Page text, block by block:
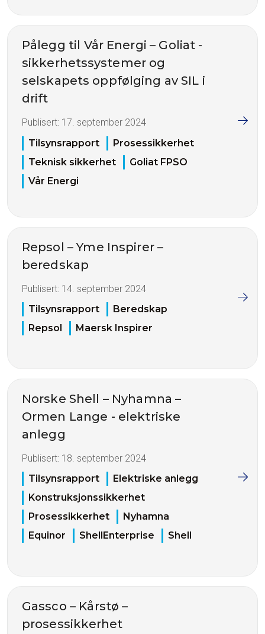
Pålegg til Vår Energi – Goliat -
sikkerhetssystemer og
selskapets oppfølging av SIL i
drift
Publisert: 17. september 2024
Tilsynsrapport
Prosessikkerhet
Teknisk sikkerhet
Goliat FPSO
Vår Energi
Repsol – Yme Inspirer –
beredskap
Publisert: 14. september 2024
Tilsynsrapport
Beredskap
Repsol
Maersk Inspirer
Norske Shell – Nyhamna –
Ormen Lange - elektriske
anlegg
Publisert: 18. september 2024
Tilsynsrapport
Elektriske anlegg
Konstruksjonssikkerhet
Prosessikkerhet
Nyhamna
Equinor
ShellEnterprise Shell
Gassco – Kårstø –
prosessikkerhet